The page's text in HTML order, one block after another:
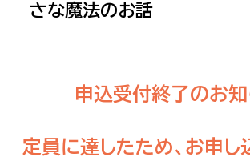
さな魔法のお話
申込受付終了のお
定員に達したため、お申し